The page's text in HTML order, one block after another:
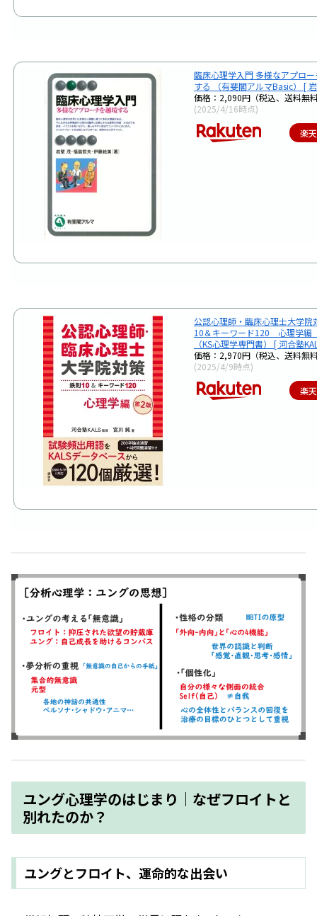
臨床心理学入門 多様なアプロ
する （有斐閣アルマBasic） [
価格：2,090円（税込、送料無
(2025/4/16時点)
楽
公認心理師・臨床心理士大学
10＆キーワード120 心理学
（KS心理学専門書） [ 河合塾
価格：2,970円（税込、送料無
(2025/4/9時点)
楽
ユング心理学のはじまり｜なぜフロイトと
別れたのか？
ユングとフロイト、運命的な出会い